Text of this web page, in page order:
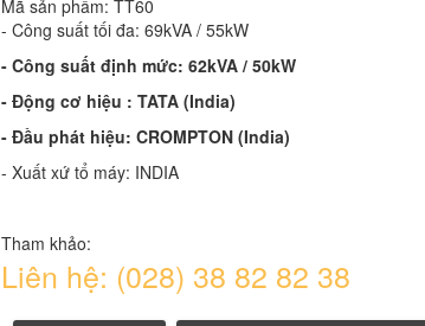
Mã sản phẩm:TT60
- Công suất tối đa: 69kVA / 55kW
- Công suất định mức: 62kVA / 50kW
- Động cơ hiệu : TATA (India)
- Đầu phát hiệu: CROMPTON (India)
- Xuất xứ tổ máy: INDIA
Tham khảo:
Liên hệ: (028) 38 82 82 38